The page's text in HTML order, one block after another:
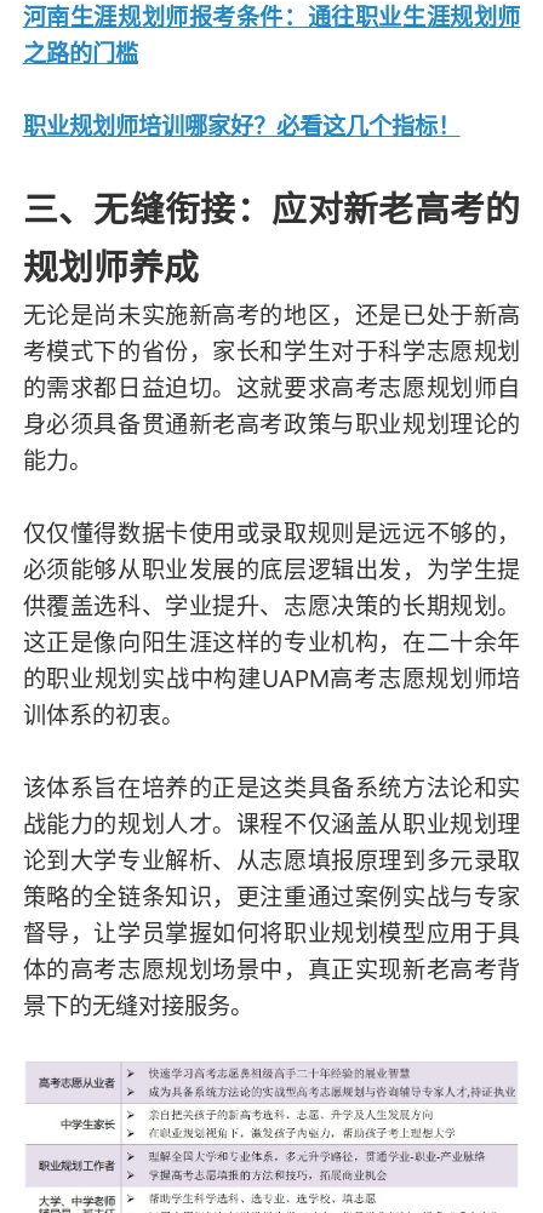
河南生涯规划师报考条件：通往职业生涯规划师
之路的门槛
职业规划师培训哪家好？必看这几个指标！
三、无缝衔接：应对新老高考的
规划师养成
无论是尚未实施新高考的地区，还是已处于新高
考模式下的省份，家长和学生对于科学志愿规划
的需求都日益迫切。这就要求高考志愿规划师自
身必须具备贯通新老高考政策与职业规划理论的
能力。
仅仅懂得数据卡使用或录取规则是远远不够的，
必须能够从职业发展的底层逻辑出发，为学生提
供覆盖选科、学业提升、志愿决策的长期规划。
这正是像向阳生涯这样的专业机构，在二十余年
的职业规划实战中构建UAPM高考志愿规划师培
训体系的初衷。
该体系旨在培养的正是这类具备系统方法论和实
战能力的规划人才。课程不仅涵盖从职业规划理
论到大学专业解析、从志愿填报原理到多元录取
策略的全链条知识，更注重通过案例实战与专家
督导，让学员掌握如何将职业规划模型应用于具
体的高考志愿规划场景中，真正实现新老高考背
景下的无缝对接服务。